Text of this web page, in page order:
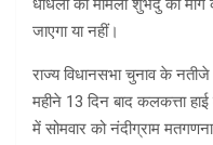
धांधली का मामला शुभेंदु की
जाएगा या नहीं।
राज्य विधानसभा चुनाव के
महीने 13 दिन बाद कलकत्ता
में सोमवार को नंदीग्राम